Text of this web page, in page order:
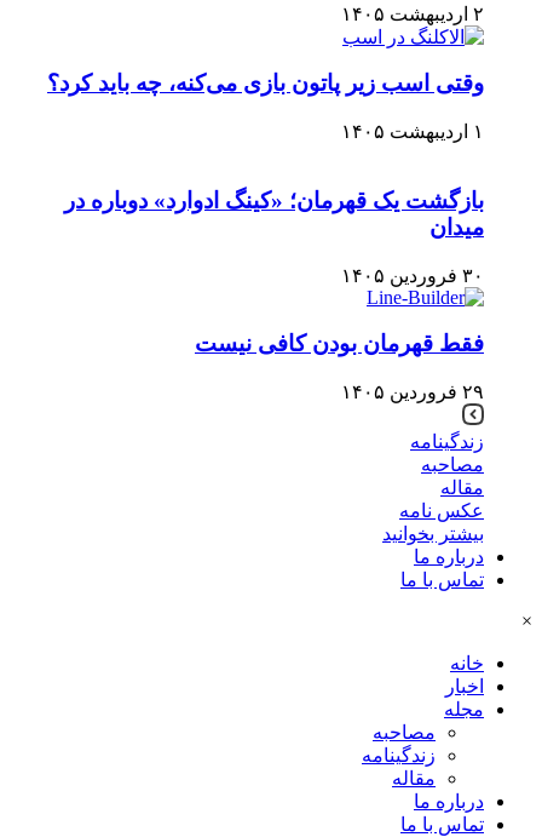
۲ اردیبهشت ۱۴۰۵
وقتی اسب زیر پاتون بازی می‌کنه، چه باید کرد؟
۱ اردیبهشت ۱۴۰۵
بازگشت یک قهرمان؛ «کینگ ادوارد» دوباره در
میدان
۳۰ فروردین ۱۴۰۵
فقط قهرمان بودن کافی نیست
۲۹ فروردین ۱۴۰۵
زندگینامه
مصاحبه
مقاله
عکس نامه
بیشتر بخوانید
درباره ما
تماس با ما
×
خانه
اخبار
مجله
مصاحبه
زندگینامه
مقاله
درباره ما
تماس با ما